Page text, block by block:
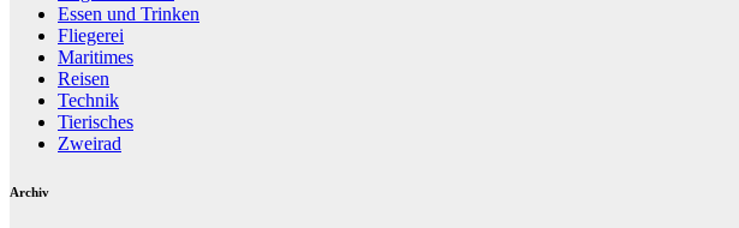
Essen und Trinken
Fliegerei
Maritimes
Reisen
Technik
Tierisches
Zweirad
Archiv